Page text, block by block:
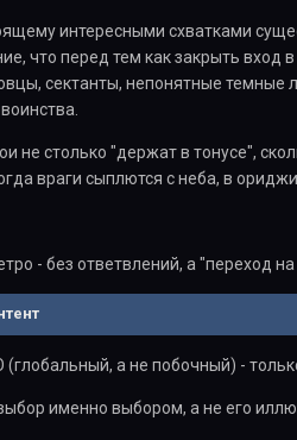
интересными схватками
что перед тем как закрыть вход
сектанты, непонятные темные
не столько "держат в тонусе",
враги сыплются с неба, в
- без ответвлений, а "переход
а не побочный) -
именно выбором, а не его